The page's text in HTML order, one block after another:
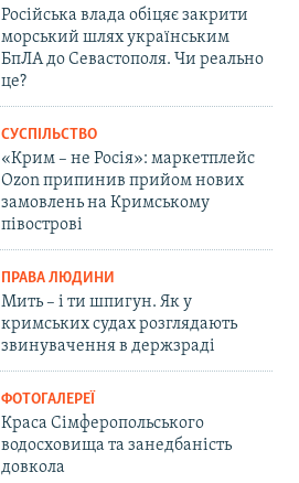
Російська влада обіцяє закрити
морський шлях українським
БпЛА до Севастополя. Чи реально
це?
СУСПІЛЬСТВО
«Крим – не Росія»: маркетплейс
Ozon припинив прийом нових
замовлень на Кримському
півострові
ПРАВА ЛЮДИНИ
Мить – і ти шпигун. Як у
кримських судах розглядають
звинувачення в держзраді
ФОТОГАЛЕРЕЇ
Краса Сімферопольського
водосховища та занедбаність
довкола